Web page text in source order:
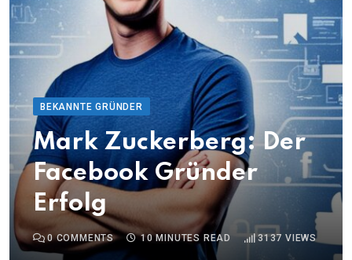
BEKANNTE GRÜNDER
Mark Zuckerberg: Der
Facebook Gründer
Erfolg
0COMMENTS 10 MINUTES READ 3137 VIEWS